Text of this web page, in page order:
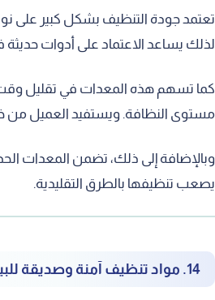
جودة التنظيف بشكل كبير على
يساعد الاعتماد على أدوات حديثة
تسهم هذه المعدات في تقليل وقت
النظافة. ويستفيد العميل من
إلى ذلك، تضمن المعدات
تنظيفها بالطرق التقليدية.
14. مواد تنظيف آمنة وصديقة للبيئة